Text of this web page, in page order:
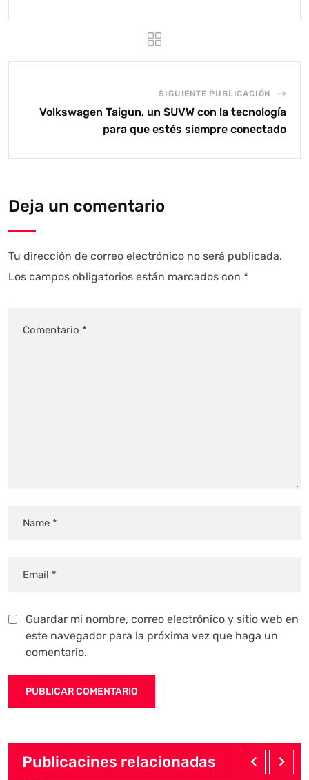
SIGUIENTE PUBLICACIÓN
Volkswagen Taigun, un SUVW con la tecnología
para que estés siempre conectado
Deja un comentario
Tu dirección de correo electrónico no será publicada.
Los campos obligatorios están marcados con *
Guardar mi nombre, correo electrónico y sitio web en
este navegador para la próxima vez que haga un
comentario.
Publicacines relacionadas